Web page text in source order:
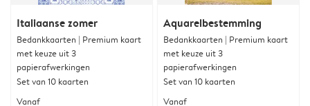
Italiaanse zomer
Bedankkaarten | Premium kaart
met keuze uit 3
papierafwerkingen
Set van 10 kaarten
Vanaf
Aquarelbestemming
Bedankkaarten | Premium kaart
met keuze uit 3
papierafwerkingen
Set van 10 kaarten
Vanaf